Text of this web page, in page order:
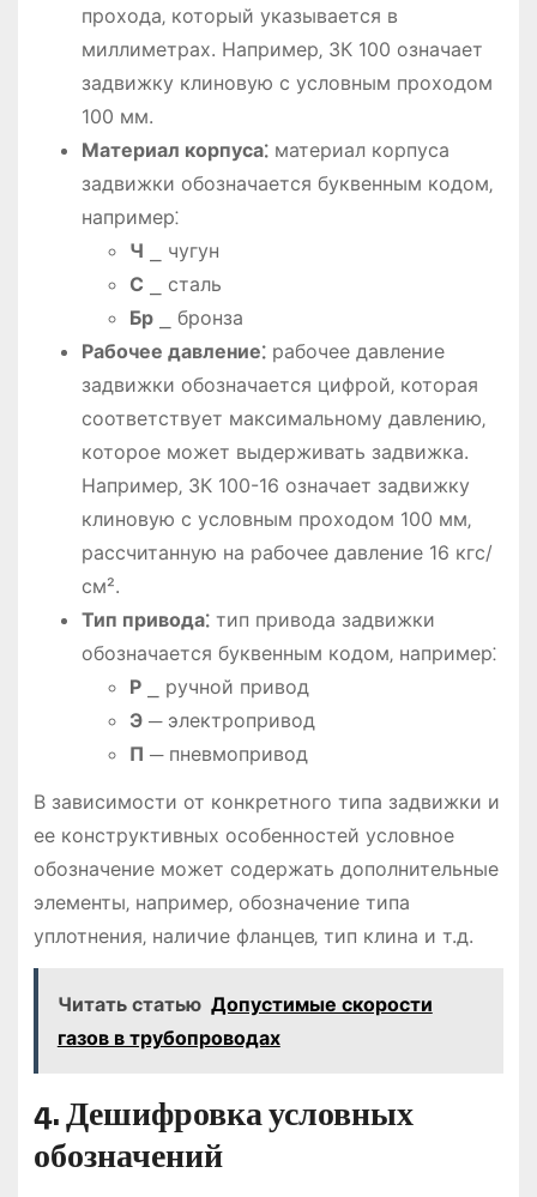
прохода‚ который указывается в
миллиметрах. Например‚ ЗК 100 означает
задвижку клиновую с условным проходом
100 мм.
Материал корпуса⁚материал корпуса
задвижки обозначается буквенным кодом‚
например⁚
Ч ⎯ чугун
С ⎯ сталь
Бр⎯ бронза
Рабочее давление⁚рабочее давление
задвижки обозначается цифрой‚ которая
соответствует максимальному давлению‚
которое может выдерживать задвижка.
Например‚ ЗК 100-16 означает задвижку
клиновую с условным проходом 100 мм‚
рассчитанную на рабочее давление 16 кгс/
см².
Тип привода⁚тип привода задвижки
обозначается буквенным кодом‚ например⁚
Р⎯ ручной привод
Э─ электропривод
П ─ пневмопривод
В зависимости от конкретного типа задвижки и
ее конструктивных особенностей условное
обозначение может содержать дополнительные
элементы‚ например‚ обозначение типа
уплотнения‚ наличие фланцев‚ тип клина и т.д.
Читать статью Допустимые скорости
газов в трубопроводах
4. Дешифровка условных
обозначений